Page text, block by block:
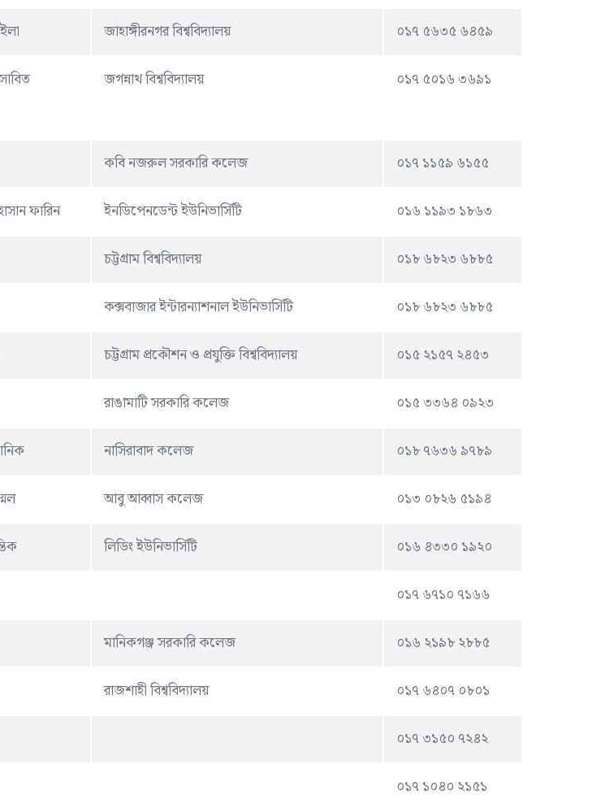
জাহাঙ্গীরনগর বিশ্ববিদ্যালয় ০১৭ ৫৬৩৫ ৬৪৫৯
জগন্নাথ বিশ্ববিদ্যালয় ০১৭ ৫০১৬ ৩৬৯১
কবি নজরুল সরকারি কলেজ ০১৭ ১১৫৯ ৬১৫৫
ফারিন ইনডিপেনডেন্ট ইউনিভার্সিটি ০১৬ ১১৯৩ ১৮৬৩
চট্টগ্রাম বিশ্ববিদ্যালয় ০১৮ ৬৮২৩ ৬৮৮৫
কক্সবাজার ইন্টারন্যাশনাল ইউনিভার্সিটি ০১৮ ৬৮২৩ ৬৮৮৫
চট্টগ্রাম প্রকৌশন ও প্রযুক্তি বিশ্ববিদ্যালয় ০১৫ ২১৫৭ ২৪৫৩
রাঙামাটি সরকারি কলেজ ০১৫ ৩৩৬৪ ০৯২৩
নাসিরাবাদ কলেজ ০১৮ ৭৬৩৬ ৯৭৮৯
আবু আব্বাস কলেজ ০১৩ ০৮২৬ ৫১৯৪
লিডিং ইউনিভার্সিটি ০১৬ ৪৩৩০ ১৯২০
০১৭ ৬৭১০ ৭১৬৬
মানিকগঞ্জ সরকারি কলেজ ০১৬ ২১৯৮ ২৮৮৫
রাজশাহী বিশ্ববিদ্যালয় ০১৭ ৬৪০৭ ০৮০১
০১৭ ৩১৫০ ৭২৪২
০১৭ ১০৪০ ২১৫১